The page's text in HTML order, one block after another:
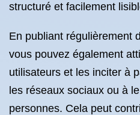
structuré et facilement
En publiant régulièrement
vous pouvez également
utilisateurs et les inciter à
les réseaux sociaux ou à
personnes. Cela peut